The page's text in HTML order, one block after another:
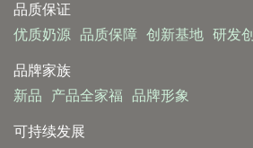
品质保证
优质奶源
品质保障 创新基地 研发
品牌家族
新品
产品全家福 品牌形象
可持续发展